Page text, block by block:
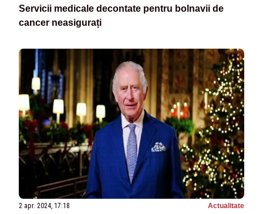
Servicii medicale decontate pentru bolnavii de
cancer neasigurați
2 apr. 2024, 17:18 Actualitate